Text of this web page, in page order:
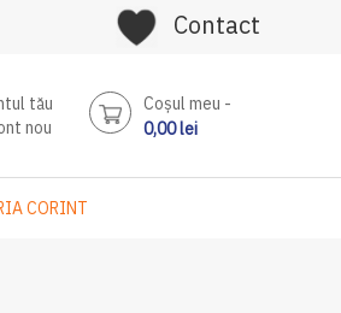
Contact
tău
nou
Coşul meu
0,00 lei
CORINT